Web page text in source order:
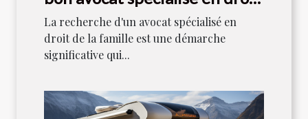
de la famille
La recherche d'un avocat spécialisé en
droit de la famille est une démarche
significative qui...